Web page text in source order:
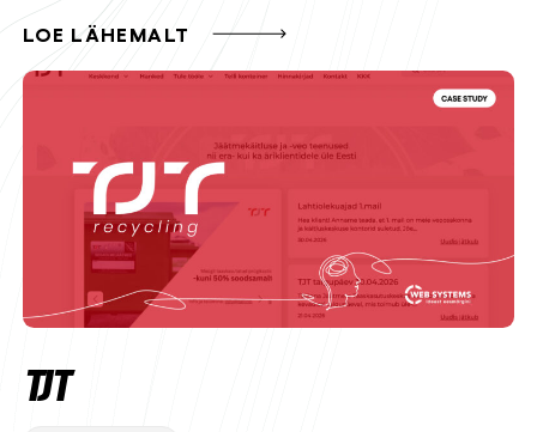
LOE LÄHEMALT
TJT